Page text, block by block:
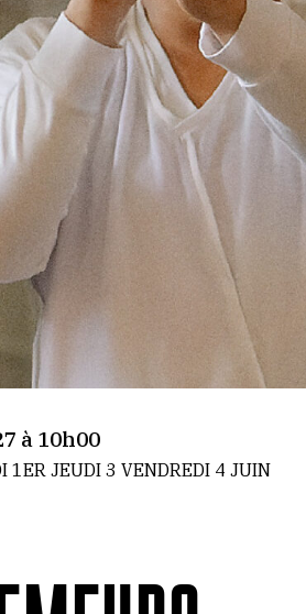
à 10h00
1ER JEUDI 3 VENDREDI 4 JUIN